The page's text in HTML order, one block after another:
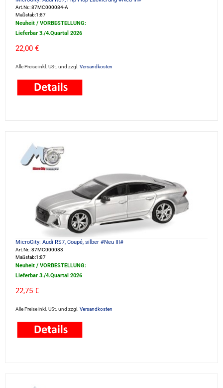
Art.Nr.: 87MC000084-A
Maßstab:1:87
Neuheit / VORBESTELLUNG:
Lieferbar 3./4.Quartal 2026
22,00 €
Alle Preise inkl. USt. und zzgl. Versandkosten
MicroCity: Audi RS7, Coupé, silber #Neu III#
Art.Nr.: 87MC000083
Maßstab:1:87
Neuheit / VORBESTELLUNG:
Lieferbar 3./4.Quartal 2026
22,75 €
Alle Preise inkl. USt. und zzgl. Versandkosten